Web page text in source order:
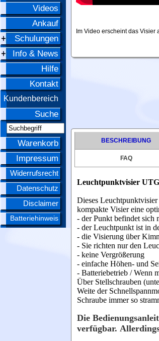
Videos
Ankauf
Schulungen
Info & News
Hilfe
Kontakt
Kundenbereich
Suche
Warenkorb
Impressum
Widerrufsrecht
Datenschutz
Disclaimer
Batteriehinweis
Im Video erscheint das Visier
BESCHREIBUNG
FAQ
Leuchtpunktvisier UTG
Dieses Leuchtpunktvisier
kompakte Visier eine
- der Punkt befindet sich
- der Leuchtpunkt ist in
- die Visierung über
- Sie richten nur den
- keine Vergrößerung
- einfache Höhen- und
- Batteriebetrieb / Wenn
Über Stellschrauben
Weite der
Schraube immer so
Die
verfügbar.